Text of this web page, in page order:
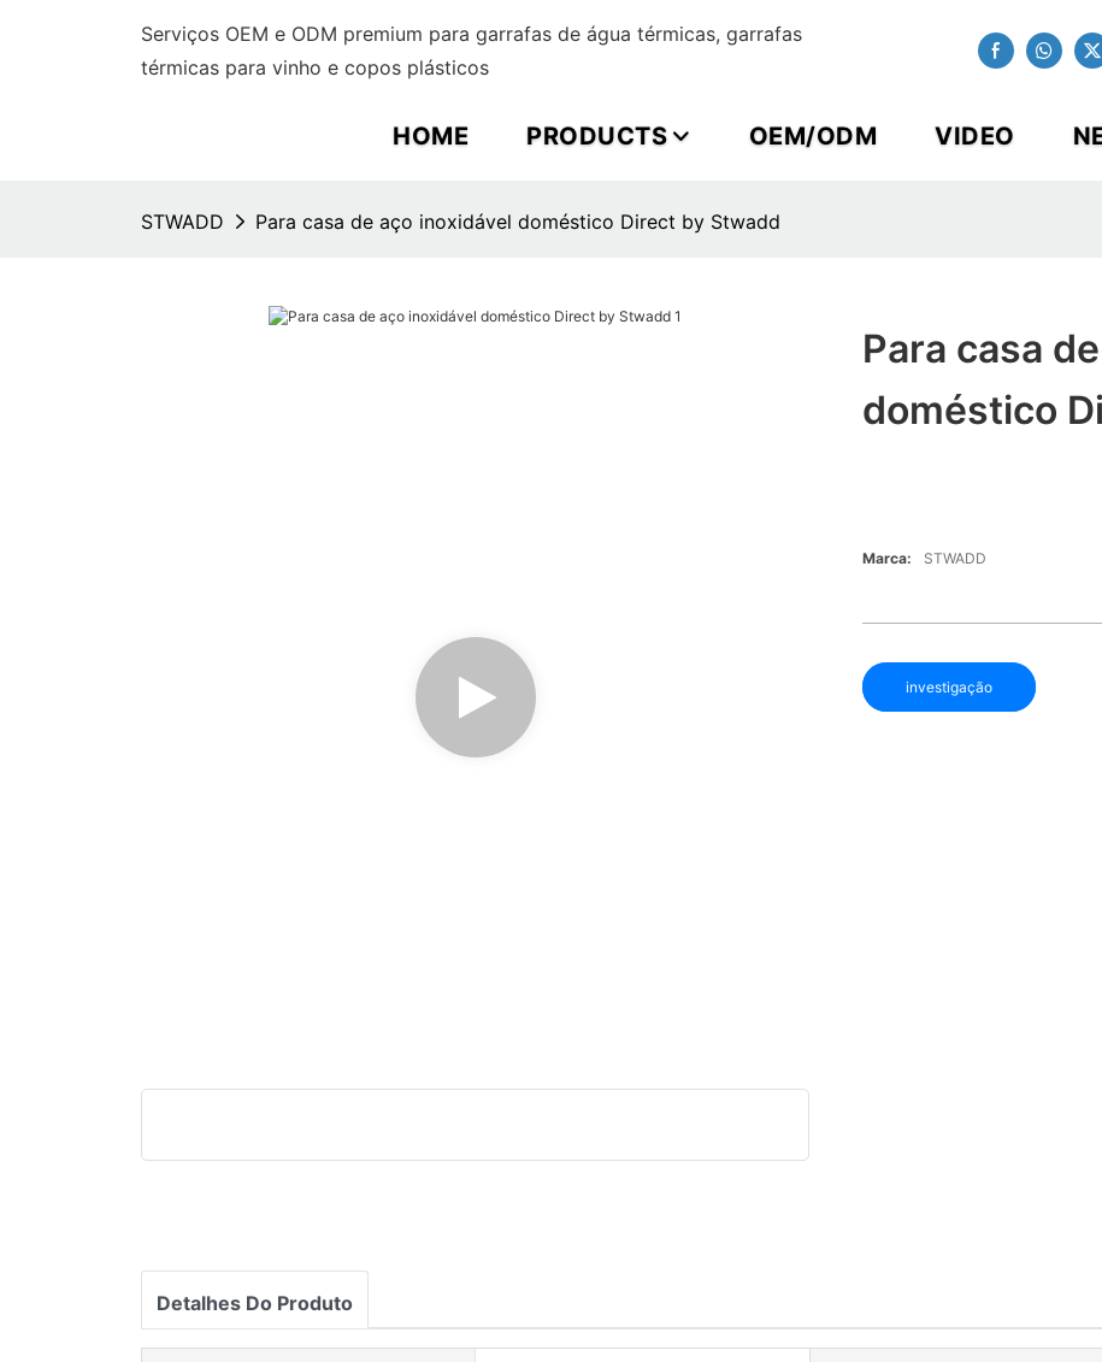
Serviços OEM e ODM premium para garrafas de água térmicas, garrafas
térmicas para vinho e copos plásticos
HOME PRODUCTS OEM/ODM VIDEO
STWADD Para casa de aço inoxidável doméstico Direct by Stwadd
Para casa
doméstico
Marca: STWADD
investigação
Detalhes Do Produto